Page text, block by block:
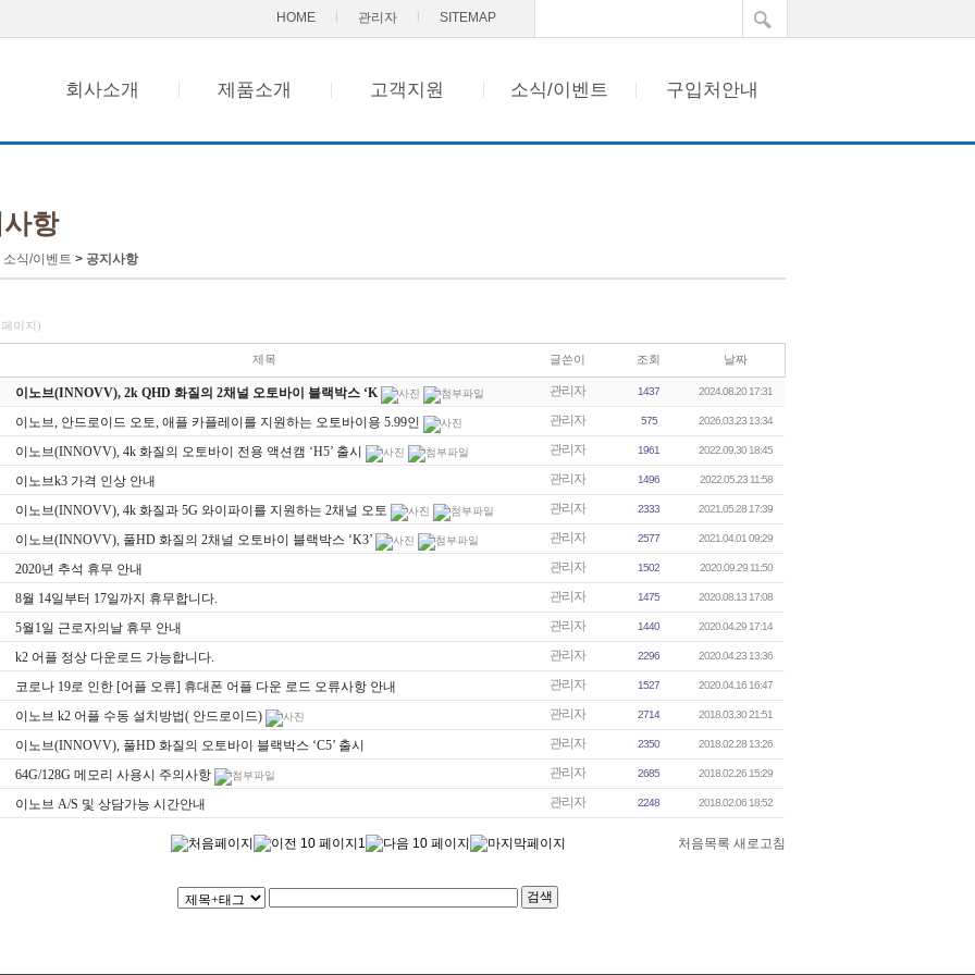
HOME 관리자 SITEMAP
회사소개 제품소개 고객지원 소식/이벤트 구입처안내
자주묻는질문
1:1문의
이벤트
항
소식/이벤트 > 공지사항
이지)
제목 글쓴이 조회 날짜
이노브(INNOVV), 2k QHD 화질의 2채널 오토바이 블랙박스 ‘K 관리자 1437 2024.08.20 17:31
이노브, 안드로이드 오토, 애플 카플레이를 지원하는 오토바이용 5.99인 관리자 575 2026.03.23 13:34
이노브(INNOVV), 4k 화질의 오토바이 전용 액션캠 ‘H5’ 출시 관리자 1961 2022.09.30 18:45
이노브k3 가격 인상 안내 관리자 1496 2022.05.23 11:58
이노브(INNOVV), 4k 화질과 5G 와이파이를 지원하는 2채널 오토 관리자 2333 2021.05.28 17:39
이노브(INNOVV), 풀HD 화질의 2채널 오토바이 블랙박스 ‘K3’ 관리자 2577 2021.04.01 09:29
2020년 추석 휴무 안내 관리자 1502 2020.09.29 11:50
8월 14일부터 17일까지 휴무합니다. 관리자 1475 2020.08.13 17:08
5월1일 근로자의날 휴무 안내 관리자 1440 2020.04.29 17:14
k2 어플 정상 다운로드 가능합니다. 관리자 2296 2020.04.23 13:36
코로나 19로 인한 [어플 오류] 휴대폰 어플 다운 로드 오류사항 안내 관리자 1527 2020.04.16 16:47
이노브 k2 어플 수동 설치방법( 안드로이드) 관리자 2714 2018.03.30 21:51
이노브(INNOVV), 풀HD 화질의 오토바이 블랙박스 ‘C5’ 출시 관리자 2350 2018.02.28 13:26
64G/128G 메모리 사용시 주의사항 관리자 2685 2018.02.26 15:29
이노브 A/S 및 상담가능 시간안내 관리자 2248 2018.02.06 18:52
처음목록 새로고침
1